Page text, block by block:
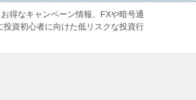
得なキャンペーン情報、FXや暗号通
資初心者に向けた低リスクな投資行